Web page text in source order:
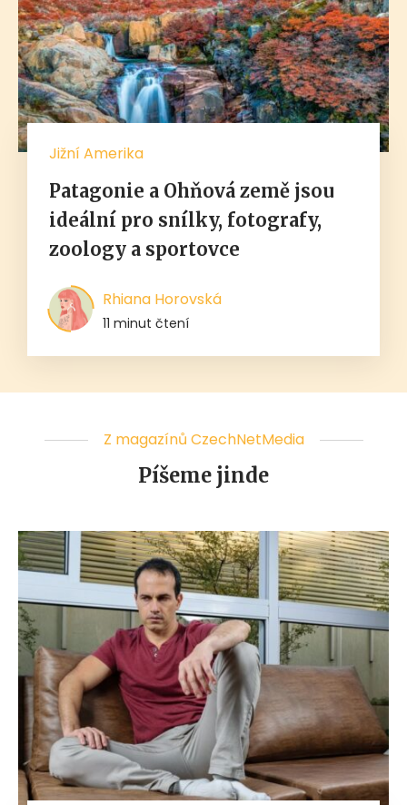
Jižní Amerika
Patagonie a Ohňová země jsou
ideální pro snílky, fotografy,
zoology a sportovce
Rhiana Horovská
11 minut čtení
Z magazínů CzechNetMedia
Píšeme jinde